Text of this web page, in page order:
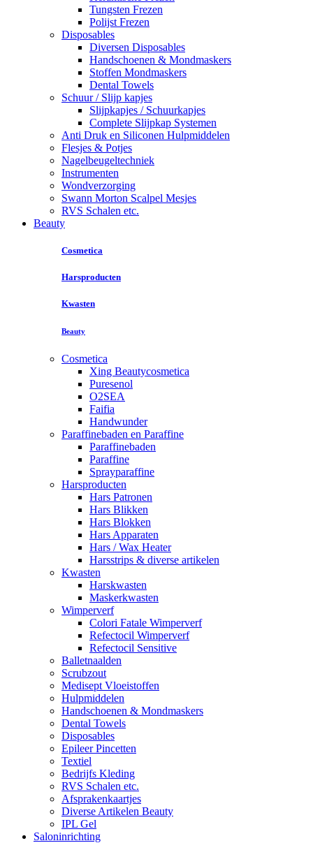
Tungsten Frezen
Polijst Frezen
Disposables
Diversen Disposables
Handschoenen & Mondmaskers
Stoffen Mondmaskers
Dental Towels
Schuur / Slijp kapjes
Slijpkapjes / Schuurkapjes
Complete Slijpkap Systemen
Anti Druk en Siliconen Hulpmiddelen
Flesjes & Potjes
Nagelbeugeltechniek
Instrumenten
Wondverzorging
Swann Morton Scalpel Mesjes
RVS Schalen etc.
Beauty
Cosmetica
Harsproducten
Kwasten
Beauty
Cosmetica
Xing Beautycosmetica
Puresenol
O2SEA
Faifia
Handwunder
Paraffinebaden en Paraffine
Paraffinebaden
Paraffine
Sprayparaffine
Harsproducten
Hars Patronen
Hars Blikken
Hars Blokken
Hars Apparaten
Hars / Wax Heater
Harsstrips & diverse artikelen
Kwasten
Harskwasten
Maskerkwasten
Wimperverf
Colori Fatale Wimperverf
Refectocil Wimperverf
Refectocil Sensitive
Balletnaalden
Scrubzout
Medisept Vloeistoffen
Hulpmiddelen
Handschoenen & Mondmaskers
Dental Towels
Disposables
Epileer Pincetten
Textiel
Bedrijfs Kleding
RVS Schalen etc.
Afsprakenkaartjes
Diverse Artikelen Beauty
IPL Gel
Saloninrichting